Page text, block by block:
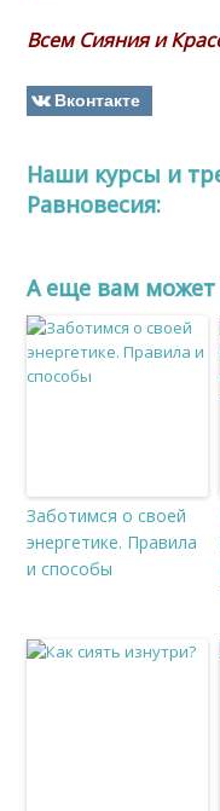
Всем Сияния и
Вконтакте
Наши курсы и
Равновесия:
A еще вам может
Заботимся о своей
энергетике. Правила
и способы